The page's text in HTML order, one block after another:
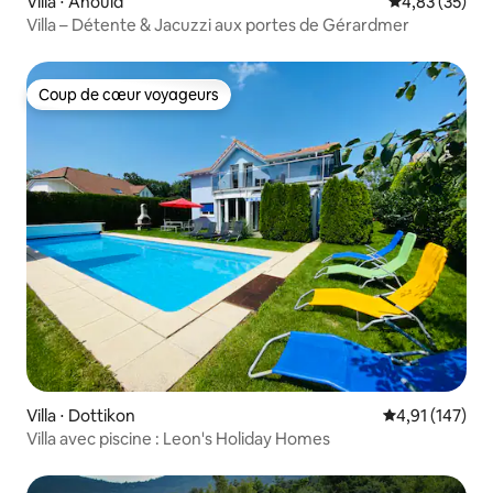
Villa – Détente & Jacuzzi aux portes de Gérardmer
Coup de cœur voyageurs
Coup de cœur voyageurs
Villa ⋅ Dottikon Évaluation
4,91 (147)
Villa avec piscine : Leon's Holiday Homes